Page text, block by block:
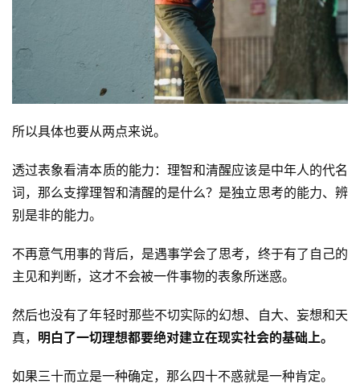
投
每
好
诗
所以具体也要从两点来说。
透过表象看清本质的能力：理智和清醒应该是中年人的代名
词，那么支撑理智和清醒的是什么？是独立思考的能力、辨
别是非的能力。
不再意气用事的背后，是遇事学会了思考，终于有了自己的
主见和判断，这才不会被一件事物的表象所迷惑。
然后也没有了年轻时那些不切实际的幻想、自大、妄想和天
真， 明白了一切理想都要绝对建立在现实社会的基础上。
如果三十而立是一种确定，那么四十不惑就是一种肯定。